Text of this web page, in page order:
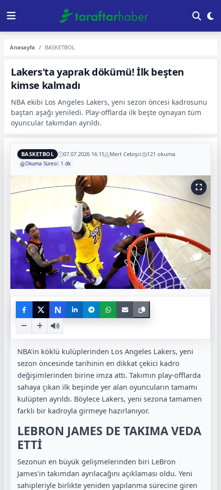
Anasayfa BASKETBOL
Lakers'ta yaprak dökümü! İlk beşten
kimse kalmadı
NBA ekibi Los Angeles Lakers, yeni sezon öncesi kadrosunu
baştan aşağı yeniledi. Play-offlarda ilk beşte oynayan tüm
oyuncular takımdan ayrıldı.
BASKETBOL 07.07.2026 16:15 Mert Cebişci 121 okuma
Okuma Süresi: 1 dk
N
NBA'in köklü kulüplerinden Los Angeles Lakers, yeni
sezon öncesinde tarihinin en dikkat çekici kadro
değişimlerinden birine imza attı. Takımın play-offlarda
sahaya çıkan ilk beşinde yer alan oyuncuların tamamı
kulüpten ayrıldı. Böylece Lakers, yeni sezona tamamen
farklı bir kadroyla girmeye hazırlanıyor.
LEBRON JAMES DE TAKIMA VEDA
ETTİ
Sezonun en büyük gelişmelerinden biri LeBron
James'in takımdan ayrılacağını açıklaması oldu. Yeni
sahipleriyle birlikte yeniden yapılanma sürecine giren